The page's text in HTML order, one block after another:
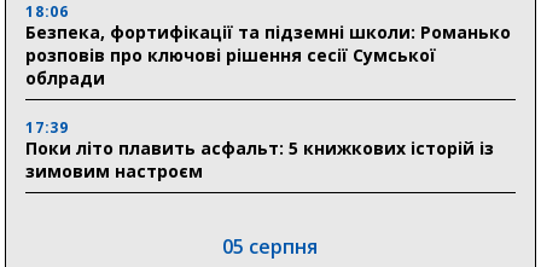
18:06
Безпека, фортифікації та підземні школи: Романько
розповів про ключові рішення сесії Сумської
облради
17:39
Поки літо плавить асфальт: 5 книжкових історій із
зимовим настроєм
05 серпня